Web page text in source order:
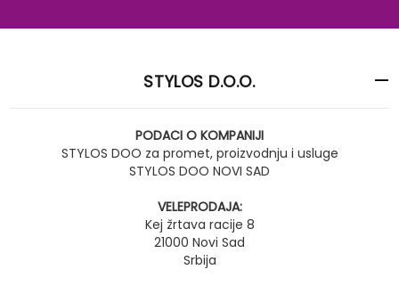
STYLOS D.O.O.
PODACI O KOMPANIJI
STYLOS DOO za promet, proizvodnju i usluge
STYLOS DOO NOVI SAD
VELEPRODAJA:
Kej žrtava racije 8
21000 Novi Sad
Srbija